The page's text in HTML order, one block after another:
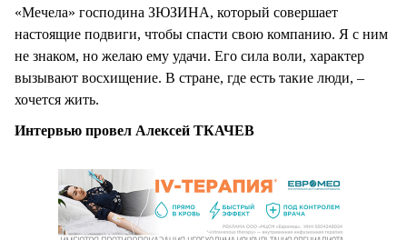
«Мечела» господина ЗЮЗИНА, который совершает
настоящие подвиги, чтобы спасти свою компанию. Я с ним
не знаком, но желаю ему удачи. Его сила воли, характер
вызывают восхищение. В стране, где есть такие люди, –
хочется жить.
Интервью провел Алексей ТКАЧЕВ